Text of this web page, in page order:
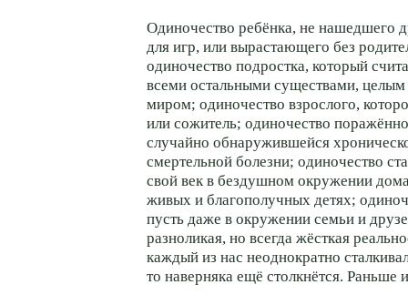
Одиночество ребёнка, не нашедшего
для игр, или вырастающего без
одиночество подростка, который
всеми остальными существами,
миром; одиночество взрослого,
или сожитель; одиночество
случайно обнаружившейся
смертельной болезни; одиночество
свой век в бездушном окружении
живых и благополучных детях;
пусть даже в окружении семьи и
разноликая, но всегда жёсткая
каждый из нас неоднократно
то наверняка ещё столкнётся. Раньше